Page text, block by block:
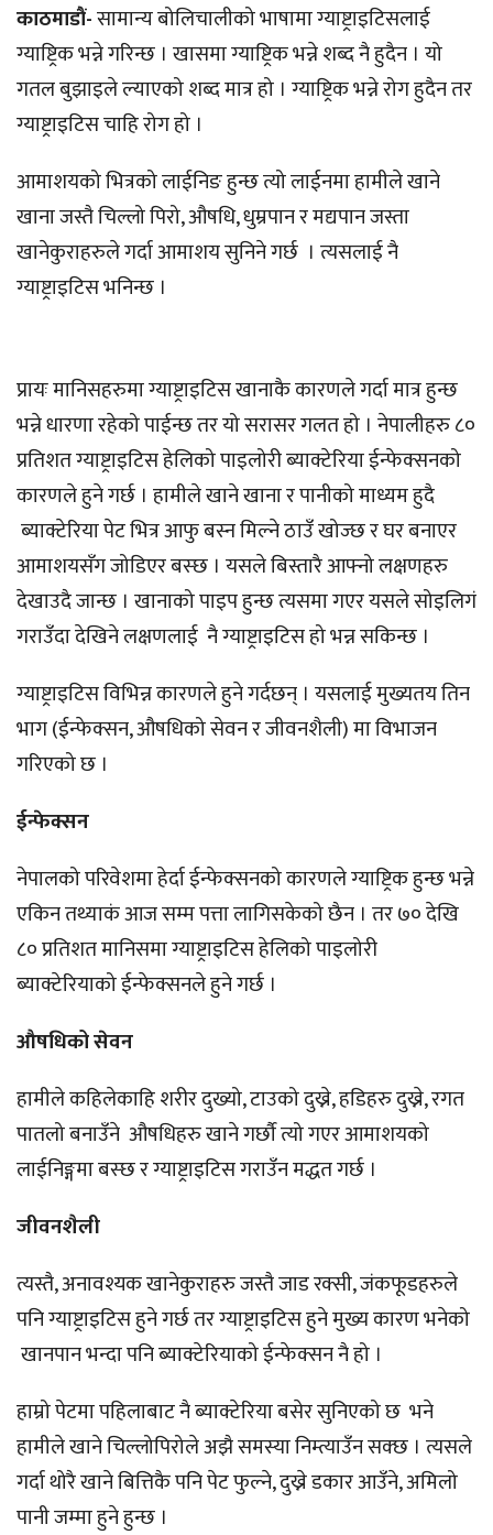
काठमाडौं-सामान्य बोलिचालीको भाषामा ग्याष्ट्राइटिसलाई
ग्याष्ट्रिक भन्ने गरिन्छ । खासमा ग्याष्ट्रिक भन्ने शब्द नै हुदैन । यो
गतल बुझाइले ल्याएको शब्द मात्र हो । ग्याष्ट्रिक भन्ने रोग हुदैन तर
ग्याष्ट्राइटिस चाहि रोग हो ।
आमाशयको भित्रको लाईनिङ हुन्छ त्यो लाईनमा हामीले खाने
खाना जस्तै चिल्लो पिरो, औषधि, धुम्रपान र मद्यपान जस्ता
खानेकुराहरुले गर्दा आमाशय सुनिने गर्छ । त्यसलाई नै
ग्याष्ट्राइटिस भनिन्छ ।
प्रायः मानिसहरुमा ग्याष्ट्राइटिस खानाकै कारणले गर्दा मात्र हुन्छ
भन्ने धारणा रहेको पाईन्छ तर यो सरासर गलत हो । नेपालीहरु ८०
प्रतिशत ग्याष्ट्राइटिस हेलिको पाइलोरी ब्याक्टेरिया ईन्फेक्सनको
कारणले हुने गर्छ । हामीले खाने खाना र पानीको माध्यम हुदै
ब्याक्टेरिया पेट भित्र आफु बस्न मिल्ने ठाउँ खोज्छ र घर बनाएर
आमाशयसँग जोडिएर बस्छ । यसले बिस्तारै आफ्नो लक्षणहरु
देखाउदै जान्छ । खानाको पाइप हुन्छ त्यसमा गएर यसले सोइलिगं
गराउँदा देखिने लक्षणलाई नै ग्याष्ट्राइटिस हो भन्न सकिन्छ ।
ग्याष्ट्राइटिस विभिन्न कारणले हुने गर्दछन् । यसलाई मुख्यतय तिन
भाग (ईन्फेक्सन, औषधिको सेवन र जीवनशैली) मा विभाजन
गरिएको छ ।
ईन्फेक्सन
नेपालको परिवेशमा हेर्दा ईन्फेक्सनको कारणले ग्याष्ट्रिक हुन्छ भन्ने
एकिन तथ्याकं आज सम्म पत्ता लागिसकेको छैन । तर ७० देखि
८० प्रतिशत मानिसमा ग्याष्ट्राइटिस हेलिको पाइलोरी
ब्याक्टेरियाको ईन्फेक्सनले हुने गर्छ ।
औषधिको सेवन
हामीले कहिलेकाहि शरीर दुख्यो, टाउको दुख्ने, हडिहरु दुख्ने, रगत
पातलो बनाउँने औषधिहरु खाने गर्छौ त्यो गएर आमाशयको
लाईनिङ्गमा बस्छ र ग्याष्ट्राइटिस गराउँन मद्धत गर्छ ।
जीवनशैली
त्यस्तै, अनावश्यक खानेकुराहरु जस्तै जाड रक्सी, जंकफूडहरुले
पनि ग्याष्ट्राइटिस हुने गर्छ तर ग्याष्ट्राइटिस हुने मुख्य कारण भनेको
खानपान भन्दा पनि ब्याक्टेरियाको ईन्फेक्सन नै हो ।
हाम्रो पेटमा पहिलाबाट नै ब्याक्टेरिया बसेर सुनिएको छ भने
हामीले खाने चिल्लोपिरोले अझै समस्या निम्त्याउँन सक्छ । त्यसले
गर्दा थोरै खाने बित्तिकै पनि पेट फुल्ने, दुख्ने डकार आउँने, अमिलो
पानी जम्मा हुने हुन्छ ।